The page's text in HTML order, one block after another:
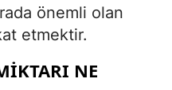
önemli olan
etmektir.
NE